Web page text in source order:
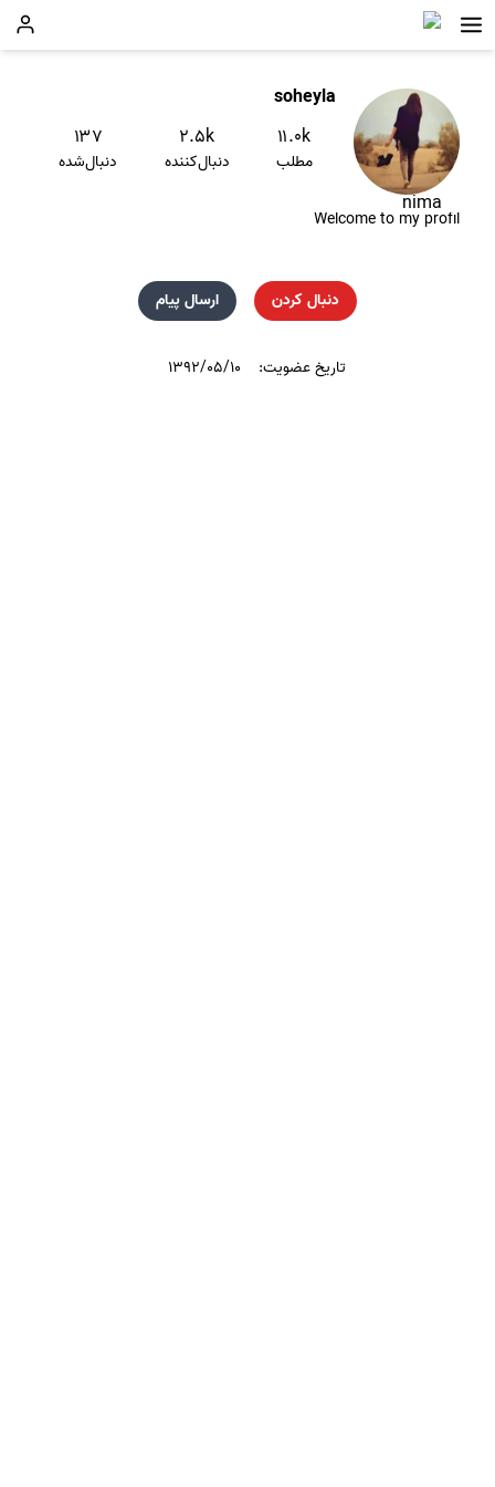
soheyla
۱۱.۰k
مطلب
۲.۵k
دنبال‌کننده
۱۳۷
دنبال‌شده
nima
Welcome to my profil
دنبال کردن ارسال پیام
تاریخ عضویت: ۱۳۹۲/۰۵/۱۰